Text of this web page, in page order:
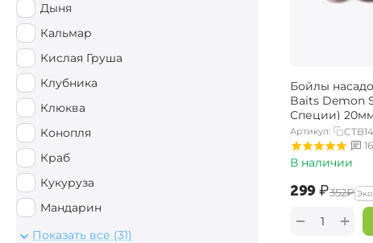
Бойлы
Baits Demon
Специи)
Артикул:
16
В наличии
‍299‍₽‍352‍₽
+
−
Дыня
Кальмар
Кислая Груша
Клубника
Клюква
Конопля
Краб
Кукуруза
Мандарин
Монстр Краб
Показать все (31)